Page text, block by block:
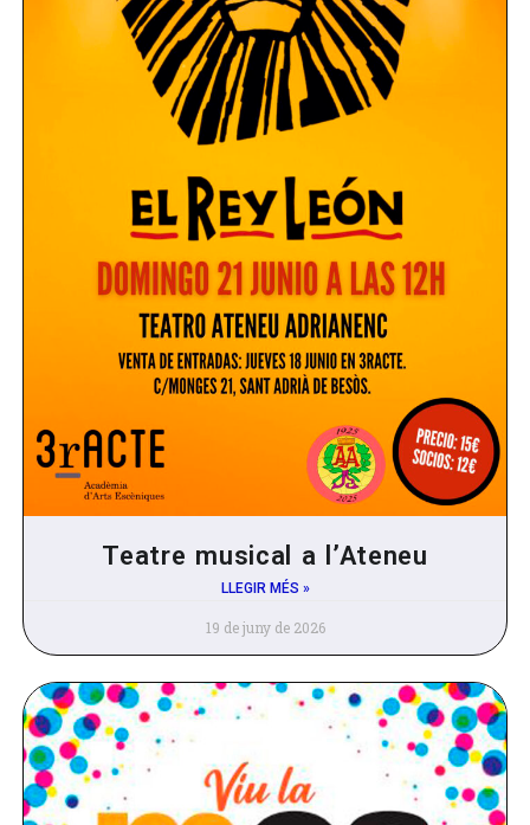
Teatre musical a l’Ateneu
LLEGIR MÉS »
19 de juny de 2026